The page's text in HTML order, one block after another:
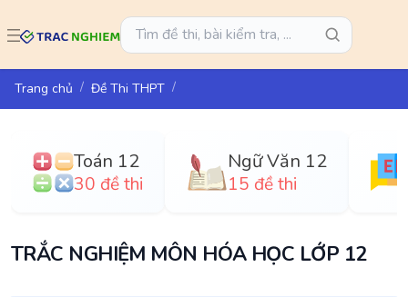
Trang chủ Đề Thi THPT
Toán 12
30 đề thi
Ngữ Văn 12
15 đề thi
TRẮC NGHIỆM MÔN HÓA HỌC LỚP 12